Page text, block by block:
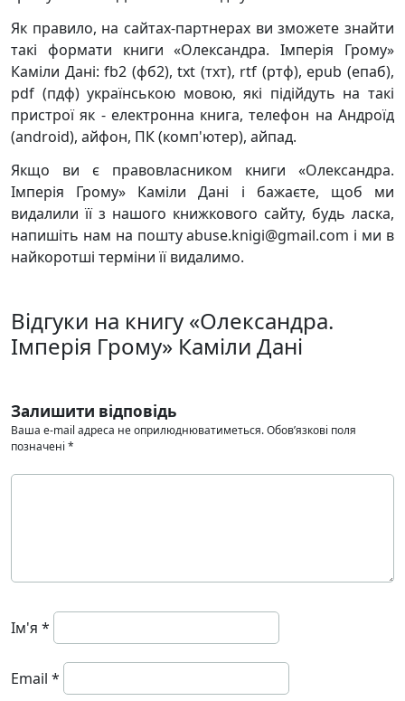
Як правило, на сайтах-партнерах ви зможете знайти
такі формати книги «Олександра. Імперія Грому»
Каміли Дані: fb2 (фб2), txt (тхт), rtf (ртф), epub (епаб),
pdf (пдф) українською мовою, які підійдуть на такі
пристрої як - електронна книга, телефон на Андроїд
(android), айфон, ПК (комп'ютер), айпад.
Якщо ви є правовласником книги «Олександра.
Імперія Грому» Каміли Дані і бажаєте, щоб ми
видалили її з нашого книжкового сайту, будь ласка,
напишіть нам на пошту abuse.knigi@gmail.com і ми в
найкоротші терміни її видалимо.
Відгуки на книгу «Олександра.
Імперія Грому» Каміли Дані
Залишити відповідь
Ваша e-mail адреса не оприлюднюватиметься.Обов’язкові поля
позначені *
Ім'я *
Email *